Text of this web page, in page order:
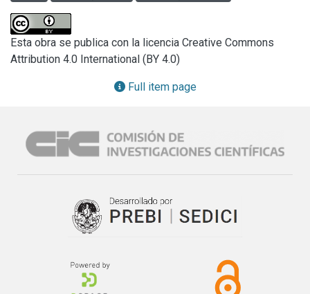
Esta obra se publica con la licencia Creative Commons
Attribution 4.0 International (BY 4.0)
Full item page